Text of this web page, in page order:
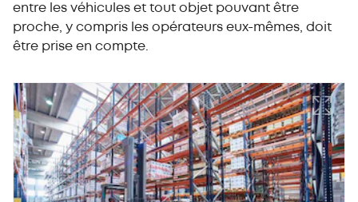
entre les véhicules et tout objet pouvant être
proche, y compris les opérateurs eux-mêmes, doit
être prise en compte.